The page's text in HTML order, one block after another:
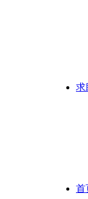
求
首